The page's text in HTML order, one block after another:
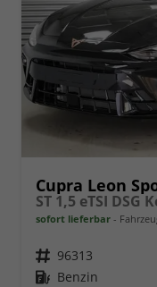
Cupra Leon
ST 1,5 eTSI DSG
sofort lieferbar
Fahrzeugnr. 96313
Kraftstoff Benzin